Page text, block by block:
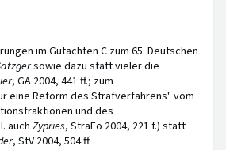
im Gutachten C zum 65. Deutschen
sowie dazu statt vieler die
, GA 2004, 441 ff.; zum
eine Reform des Strafverfahrens" vom
und des
auch Zypries, StraFo 2004, 221 f.) statt
, StV 2004, 504 ff.